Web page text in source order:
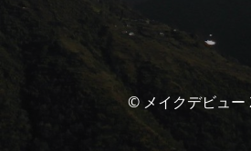
© メイクデビュー